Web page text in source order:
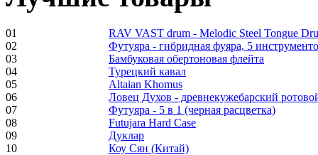
€250.00
Frame and Shaman
Drum "Master of
Animals", tunable,
01
RAV VAST drum - Melodic Steel Tongue
02
Футуяра - гибридная фуяра, 5
03
Бамбуковая обертоновая флейта
04
Турецкий кавал
05
Altaian Khomus
06
Ловец Духов - древнекужебарский
07
Футуяра - 5 в 1 (черная расцветка)
08
Futujara Hard Case
09
Дуклар
10
Коу Сян (Китай)